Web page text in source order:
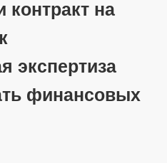
на
экспертиза
финансовых